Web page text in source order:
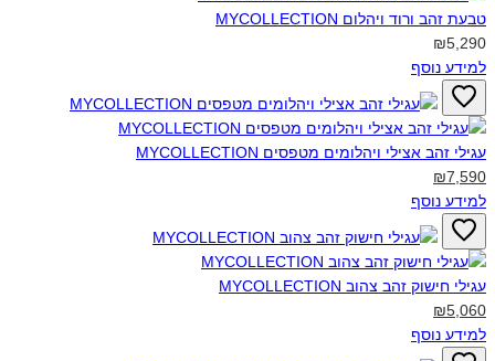
טבעת זהב ורוד ויהלום MYCOLLECTION‎
₪5,290
למידע נוסף
עגילי זהב אצילי ויהלומים מטפסים MYCOLLECTION‎
₪7,590
למידע נוסף
עגילי חישוק זהב צהוב MYCOLLECTION‎
₪5,060
למידע נוסף